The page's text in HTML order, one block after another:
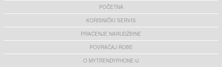
POČETNA
KORISNIČKI SERVIS
PRAĆENJE NARUDŽBINE
POVRAĆAJ ROBE
O MYTRENDYPHONE-U